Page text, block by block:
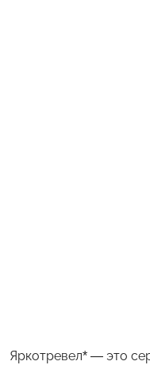
Яркотревел* — это